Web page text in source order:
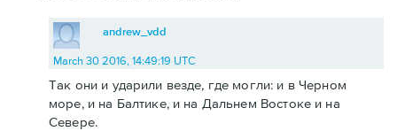
andrew_vdd
March 30 2016, 14:49:19 UTC
Так они и ударили везде, где могли: и в Черном
море, и на Балтике, и на Дальнем Востоке и на
Севере.